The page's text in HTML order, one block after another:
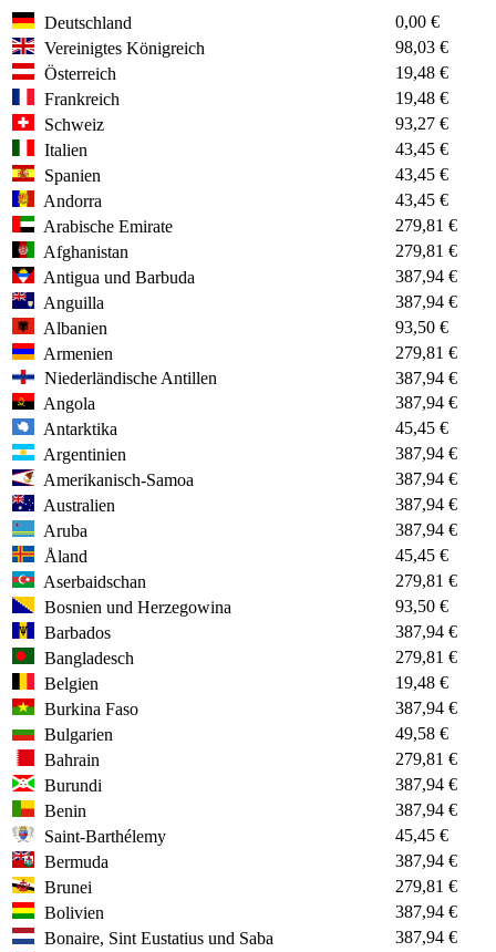
Deutschland
0,00 €
Vereinigtes Königreich
98,03 €
Österreich
19,48 €
Frankreich
19,48 €
Schweiz
93,27 €
Italien
43,45 €
Spanien
43,45 €
Andorra
43,45 €
Arabische Emirate
279,81 €
Afghanistan
279,81 €
Antigua und Barbuda
387,94 €
Anguilla
387,94 €
Albanien
93,50 €
Armenien
279,81 €
Niederländische Antillen
387,94 €
Angola
387,94 €
Antarktika
45,45 €
Argentinien
387,94 €
Amerikanisch-Samoa
387,94 €
Australien
387,94 €
Aruba
387,94 €
Åland
45,45 €
Aserbaidschan
279,81 €
Bosnien und Herzegowina
93,50 €
Barbados
387,94 €
Bangladesch
279,81 €
Belgien
19,48 €
Burkina Faso
387,94 €
Bulgarien
49,58 €
Bahrain
279,81 €
Burundi
387,94 €
Benin
387,94 €
Saint-Barthélemy
45,45 €
Bermuda
387,94 €
Brunei
279,81 €
Bolivien
387,94 €
Bonaire, Sint Eustatius und Saba
387,94 €